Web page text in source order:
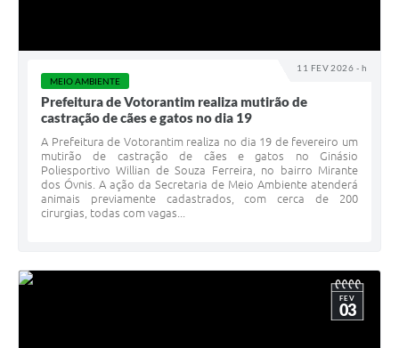
11 FEV 2026 - h
MEIO AMBIENTE
Prefeitura de Votorantim realiza mutirão de
castração de cães e gatos no dia 19
A Prefeitura de Votorantim realiza no dia 19 de fevereiro um
mutirão de castração de cães e gatos no Ginásio
Poliesportivo Willian de Souza Ferreira, no bairro Mirante
dos Óvnis. A ação da Secretaria de Meio Ambiente atenderá
animais previamente cadastrados, com cerca de 200
cirurgias, todas com vagas...
FEV
03